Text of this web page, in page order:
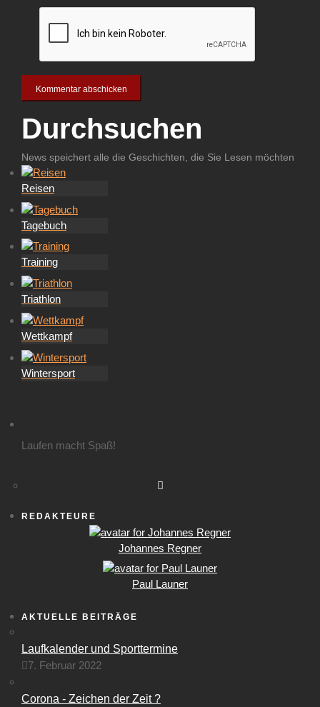
Durchsuchen
News speichert alle die Geschichten, die Sie Lesen möchten
Reisen
Tagebuch
Training
Triathlon
Wettkampf
Wintersport
Laufen macht Spaß!
REDAKTEURE
Johannes Regner
Paul Launer
AKTUELLE BEITRÄGE
Laufkalender und Sporttermine
7. Februar 2022
Corona - Zeichen der Zeit ?